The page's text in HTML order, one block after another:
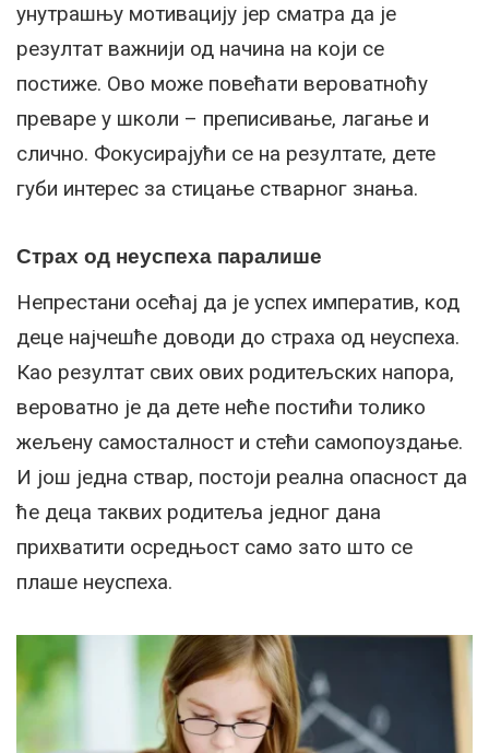
унутрашњу мотивацију јер сматра да је
резултат важнији од начина на који се
постиже. Ово може повећати вероватноћу
преваре у школи – преписивање, лагање и
слично. Фокусирајући се на резултате, дете
губи интерес за стицање стварног знања.
Страх од неуспеха паралише
Непрестани осећај да је успех императив, код
деце најчешће доводи до страха од неуспеха.
Као резултат свих ових родитељских напора,
вероватно је да дете неће постићи толико
жељену самосталност и стећи самопоуздање.
И још једна ствар, постоји реална опасност да
ће деца таквих родитеља једног дана
прихватити осредњост само зато што се
плаше неуспеха.